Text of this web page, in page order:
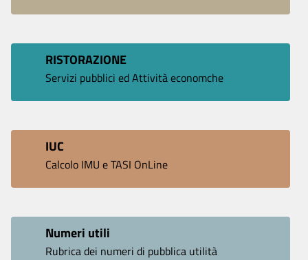
RISTORAZIONE
Servizi pubblici ed Attività economche
IUC
Calcolo IMU e TASI OnLine
Numeri utili
Rubrica dei numeri di pubblica utilità